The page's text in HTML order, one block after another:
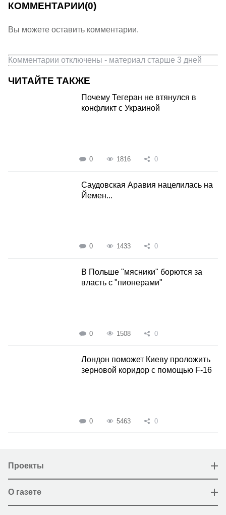
КОММЕНТАРИИ(0)
Вы можете оставить комментарии.
Комментарии отключены - материал старше 3 дней
ЧИТАЙТЕ ТАКЖЕ
Почему Тегеран не втянулся в
конфликт с Украиной
0 1816 0
Саудовская Аравия нацелилась на
Йемен...
0 1433 0
В Польше "мясники" борются за
власть с "пионерами"
0 1508 0
Лондон поможет Киеву проложить
зерновой коридор с помощью F-16
0 5463 0
Проекты
О газете